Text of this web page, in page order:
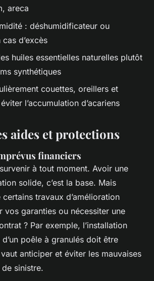
areca
: déshumidificateur ou
d’excès
huiles essentielles naturelles plutôt
synthétiques
couettes, oreillers et
l’accumulation d’acariens
aides et protections
financiers
à tout moment. Avoir une
solide, c’est la base. Mais
travaux d’amélioration
vos garanties ou nécessiter une
? Par exemple, l’installation
d’un poêle à granulés doit être
anticiper et éviter les mauvaises
sinistre.